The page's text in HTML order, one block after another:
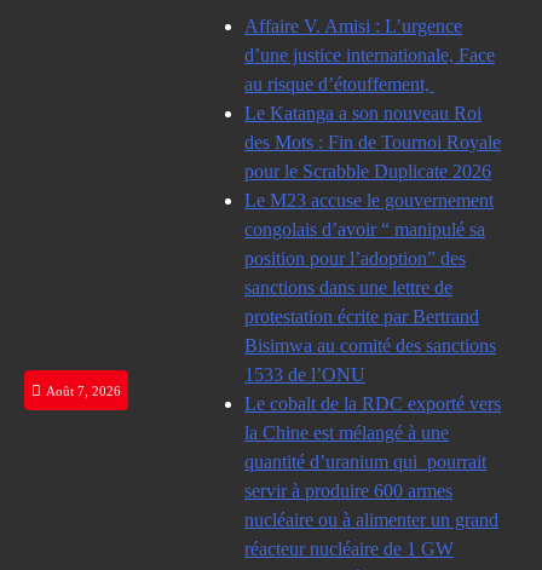
Août 7, 2026
Affaire V. Amisi : L’urgence
d’une justice internationale, Face
au risque d’étouffement,
Le Katanga a son nouveau Roi
des Mots : Fin de Tournoi Royale
pour le Scrabble Duplicate 2026
Le M23 accuse le gouvernement
congolais d’avoir “ manipulé sa
position pour l’adoption” des
sanctions dans une lettre de
protestation écrite par Bertrand
Bisimwa au comité des sanctions
1533 de l’ONU
Le cobalt de la RDC exporté vers
la Chine est mélangé à une
quantité d’uranium qui pourrait
servir à produire 600 armes
nucléaire ou à alimenter un grand
réacteur nucléaire de 1 GW